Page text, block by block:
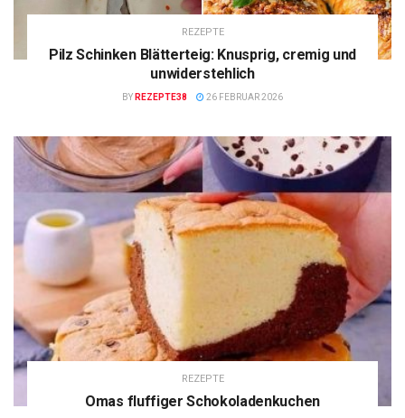
REZEPTE
Pilz Schinken Blätterteig: Knusprig, cremig und
unwiderstehlich
BY REZEPTE38 26 FEBRUAR 2026
REZEPTE
Omas fluffiger Schokoladenkuchen